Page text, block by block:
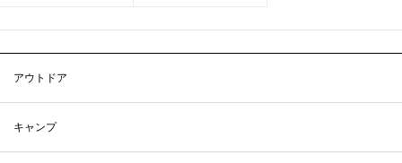
アウトドア
キャンプ